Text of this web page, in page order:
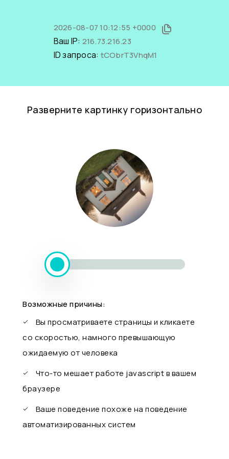
2026-08-07 10:12:55 +0000
Ваш IP: 216.73.216.23
ID запроса: tCObrT3VhqM1
Разверните картинку горизонтально
Возможные причины:
Вы просматриваете страницы и кликаете
со скоростью, намного превышающую
ожидаемую от человека
Что-то мешает работе javascript в вашем
браузере
Ваше поведение похоже на поведение
автоматизированных систем